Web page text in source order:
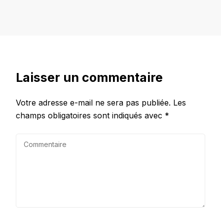
Laisser un commentaire
Votre adresse e-mail ne sera pas publiée. Les
champs obligatoires sont indiqués avec *